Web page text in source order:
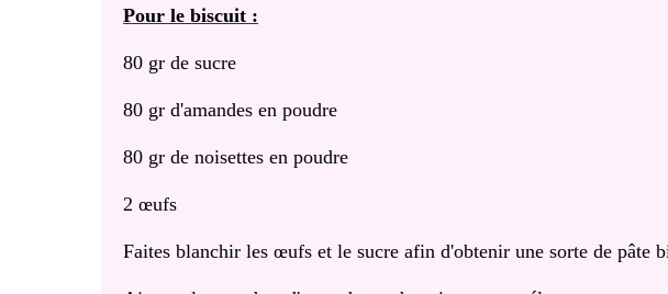
Pour le biscuit :
80 gr de sucre
80 gr d'amandes en poudre
80 gr de noisettes en poudre
2 œufs
Faites blanchir les œufs et le sucre afin d'obtenir une sorte de pâte